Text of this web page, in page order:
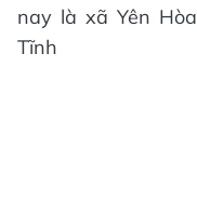
nay là xã Yên
Tĩnh